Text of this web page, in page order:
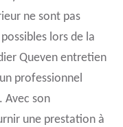
ne sont pas
lors de la
Queven entretien
professionnel
Avec son
une prestation à